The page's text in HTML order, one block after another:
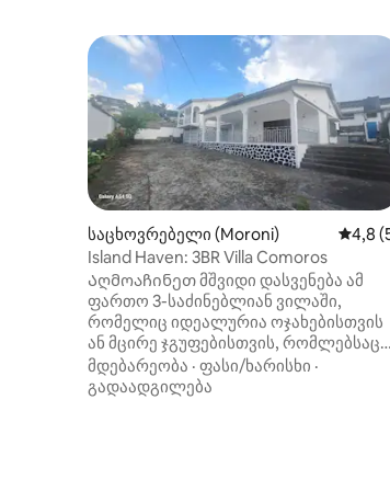
საცხოვრებელი (Moroni)
4,8
Island Haven: 3BR Villa Comoros
Აღმოაჩინეთ მშვიდი დასვენება ამ
ფართო 3-საძინებლიან ვილაში,
რომელიც იდეალურია ოჯახებისთვის
ან მცირე ჯგუფებისთვის, რომლებსაც
კომორის შუაგულში დასვენება სურთ.
Წარმოდგენილია ღია გეგმის დიზაინი
მდებარეობა · ფასი/ხარისხი ·
გადაადგილება